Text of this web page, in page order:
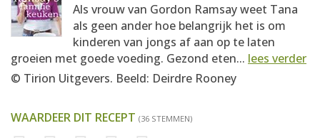
Als vrouw van Gordon Ramsay weet Tana
als geen ander hoe belangrijk het is om
kinderen van jongs af aan op te laten
groeien met goede voeding. Gezond eten... lees verder
© Tirion Uitgevers. Beeld: Deirdre Rooney
WAARDEER DIT RECEPT (36 STEMMEN)